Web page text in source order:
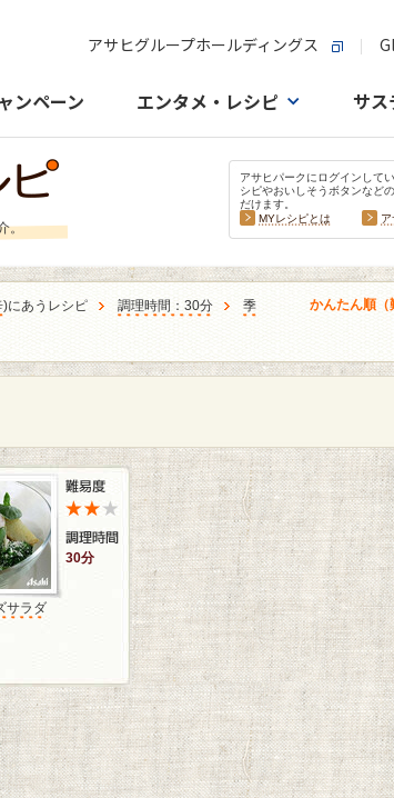
アサヒグループホールディングス
ンペーン エンタメ・レシピ サス
。
アサヒパークにログインして
シピやおいしそうボタンなど
だけます。
MYレシピとは
)にあうレシピ 調理時間：30分
季
かんたん順（
30分
サラダ